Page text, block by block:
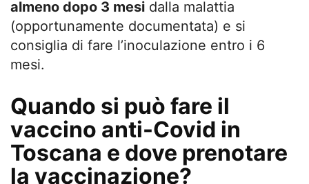
almeno dopo 3 mesi dalla malattia
(opportunamente documentata) e si
consiglia di fare l’inoculazione entro i 6
mesi.
Quando si può fare il
vaccino anti-Covid in
Toscana e dove prenotare
la vaccinazione?